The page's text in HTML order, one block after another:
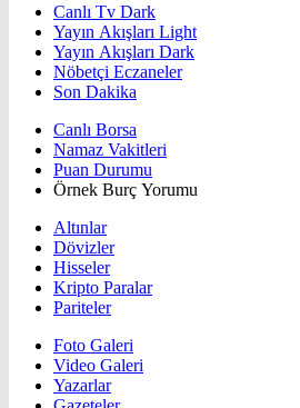
Canlı Tv Dark
Yayın Akışları Light
Yayın Akışları Dark
Nöbetçi Eczaneler
Son Dakika
Canlı Borsa
Namaz Vakitleri
Puan Durumu
Örnek Burç Yorumu
Altınlar
Dövizler
Hisseler
Kripto Paralar
Pariteler
Foto Galeri
Video Galeri
Yazarlar